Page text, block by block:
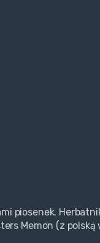
piosenek.
Memon (z polską